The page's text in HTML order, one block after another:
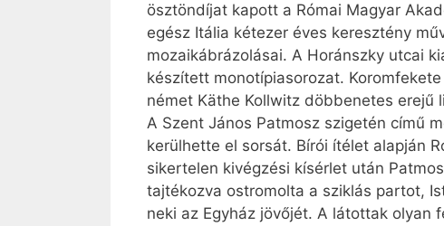
ösztöndíjat kapott a Római Magyar
egész Itália kétezer éves keresztény
mozaikábrázolásai. A Horánszky utcai
készített monotípiasorozat.
német Käthe Kollwitz döbbenetes erejű
A Szent János Patmosz szigetén című
kerülhette el sorsát. Bírói ítélet alapján
sikertelen kivégzési kísérlet után
tajtékozva ostromolta a sziklás partot,
neki az Egyház jövőjét. A látottak